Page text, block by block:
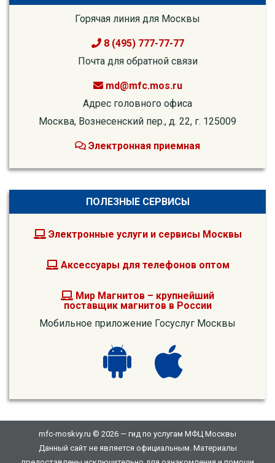
Горячая линия для Москвы
8 (495) 777-77-77
Почта для обратной связи
md@mfc.mos.ru
Адрес головного офиса
Москва, Вознесенский пер., д. 22, г. 125009
Электронная приемная
ПОЛЕЗНЫЕ СЕРВИСЫ
Электронные услуги и сервисы Москвы
Аксессуары для телефонов оптом
Мир Магнитов – крупнейший
поставщик магнитов в России
Мобильное приложение Госуслуг Москвы
mfc-moskvy.ru © 2026 — гид по услугам МФЦ Москвы
Данный сайт не является официальным. Материалы